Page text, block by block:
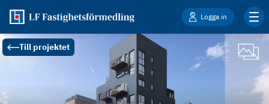
Logga in
Till projektet